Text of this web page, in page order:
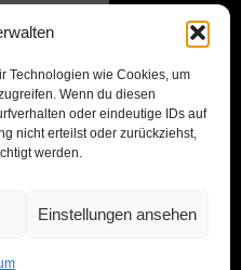
Technologien wie Cookies, um
Wenn du diesen
oder eindeutige IDs auf
nicht erteilst oder zurückziehst,
werden.
Einstellungen ansehen